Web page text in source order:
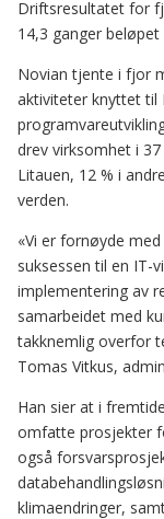
Driftsresultatet for
14,3 ganger beløpet
Novian tjente i fjor
aktiviteter knyttet til
drev virksomhet i
Litauen, 12 % i
verden.
«Vi er fornøyde
suksessen til en IT-
implementering av
samarbeidet med
takknemlig overfor
Tomas Vitkus,
Han sier at i
omfatte prosjekter
også
klimaendringer,